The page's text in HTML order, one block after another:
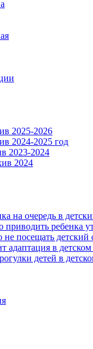
2025-2026
2024-2025 год
2023-2024
2024
на очередь в
ребенка
посещать детский
в детском
детей в